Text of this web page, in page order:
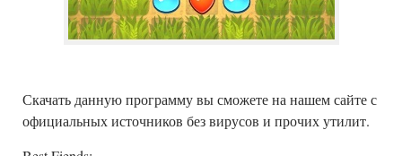
Скачать данную программу вы сможете на нашем сайте с
официальных источников без вирусов и прочих утилит.